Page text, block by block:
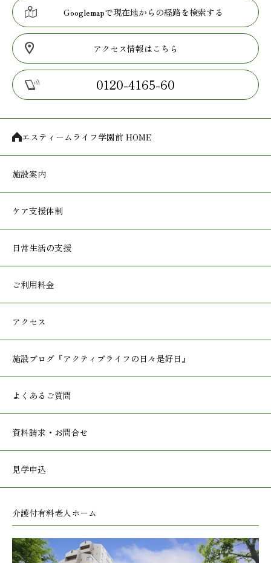
Googlemapで現在地からの経路を検索する
アクセス情報はこちら
0120-4165-60
エスティームライフ学園前 HOME
施設案内
ケア支援体制
日常生活の支援
ご利用料金
アクセス
施設ブログ 『アクティブライフの日々是好日』
よくあるご質問
資料請求・お問合せ
見学申込
介護付有料老人ホーム